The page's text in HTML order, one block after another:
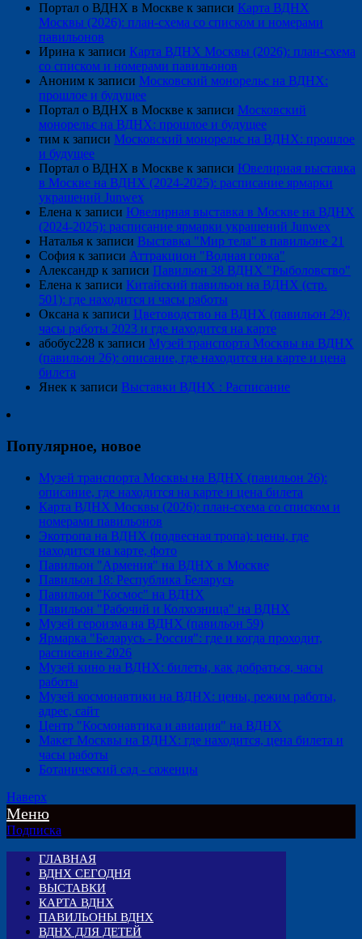
Портал о ВДНХ в Москве к записи Карта ВДНХ
Москвы (2026): план-схема со списком и номерами
павильонов
Ирина к записи Карта ВДНХ Москвы (2026): план-схема
со списком и номерами павильонов
Аноним к записи Московский монорельс на ВДНХ:
прошлое и будущее
Портал о ВДНХ в Москве к записи Московский
монорельс на ВДНХ: прошлое и будущее
тим к записи Московский монорельс на ВДНХ: прошлое
и будущее
Портал о ВДНХ в Москве к записи Ювелирная выставка
в Москве на ВДНХ (2024-2025): расписание ярмарки
украшений Junwex
Елена к записи Ювелирная выставка в Москве на ВДНХ
(2024-2025): расписание ярмарки украшений Junwex
Наталья к записи Выставка "Мир тела" в павильоне 21
София к записи Аттракцион "Водная горка"
Александр к записи Павильон 38 ВДНХ "Рыболовство"
Елена к записи Китайский павильон на ВДНХ (стр.
501): где находится и часы работы
Оксана к записи Цветоводство на ВДНХ (павильон 29):
часы работы 2023 и где находится на карте
абобус228 к записи Музей транспорта Москвы на ВДНХ
(павильон 26): описание, где находится на карте и цена
билета
Янек к записи Выставки ВДНХ : Расписание
Популярное, новое
Музей транспорта Москвы на ВДНХ (павильон 26):
описание, где находится на карте и цена билета
Карта ВДНХ Москвы (2026): план-схема со списком и
номерами павильонов
Экотропа на ВДНХ (подвесная тропа): цены, где
находится на карте, фото
Павильон "Армения" на ВДНХ в Москве
Павильон 18: Республика Беларусь
Павильон "Космос" на ВДНХ
Павильон "Рабочий и Колхозница" на ВДНХ
Музей героизма на ВДНХ (павильон 59)
Ярмарка "Беларусь - Россия": где и когда проходит,
расписание 2026
Музей кино на ВДНХ: билеты, как добраться, часы
работы
Музей космонавтики на ВДНХ: цены, режим работы,
адрес, сайт
Центр "Космонавтика и авиация" на ВДНХ
Макет Москвы на ВДНХ: где находится, цена билета и
часы работы
Ботанический сад - саженцы
Наверх
Меню
Подписка
ГЛАВНАЯ
ВДНХ СЕГОДНЯ
ВЫСТАВКИ
КАРТА ВДНХ
ПАВИЛЬОНЫ ВДНХ
ВДНХ ДЛЯ ДЕТЕЙ